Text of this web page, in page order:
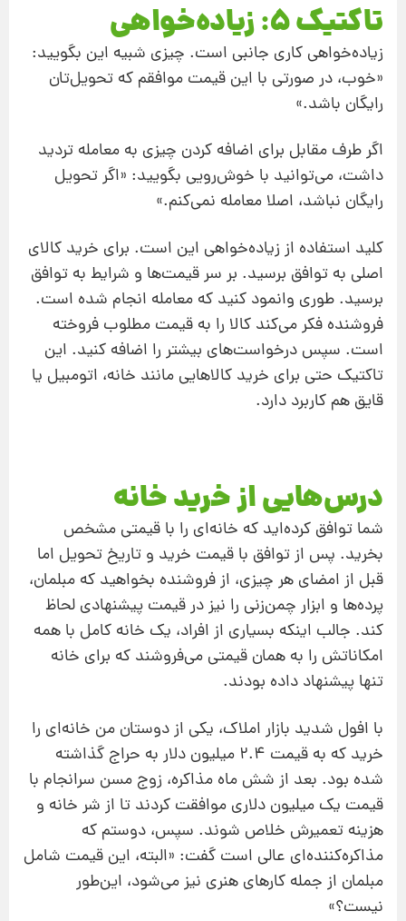
تاکتیک 5: زیاده‌خواهی
زیاده‌خواهی کاری جانبی است. چیزی شبیه این بگویید:
«خوب، در صورتی با این قیمت موافقم که تحویلتان
رایگان باشد.»
اگر طرف مقابل برای اضافه کردن چیزی به معامله تردید
داشت، میتوانید با خوش‌رویی بگویید: «اگر تحویل
رایگان نباشد، اصلا معامله نمیکنم.»
کلید استفاده از زیاده‌خواهی این است. برای خرید کالای
اصلی به توافق برسید. بر سر قیمتها و شرایط به توافق
برسید. طوری وانمود کنید که معامله انجام شده است.
فروشنده فکر میکند کالا را به قیمت مطلوب فروخته
است. سپس درخواستهای بیشتر را اضافه کنید. این
تاکتیک حتی برای خرید کالاهایی مانند خانه، اتومبیل یا
قایق هم کاربرد دارد.
درسهایی از خرید خانه
شما توافق کردهاید که خانهای را با قیمتی مشخص
بخرید. پس از توافق با قیمت خرید و تاریخ تحویل اما
قبل از امضای هر چیزی، از فروشنده بخواهید که مبلمان،
پردهها و ابزار چمنزنی را نیز در قیمت پیشنهادی لحاظ
کند. جالب اینکه بسیاری از افراد، یک خانه کامل با همه
امکاناتش را به همان قیمتی میفروشند که برای خانه
تنها پیشنهاد داده بودند.
با افول شدید بازار املاک، یکی از دوستان من خانهای را
خرید که به قیمت 2.4 میلیون دلار به حراج گذاشته
شده بود. بعد از شش ماه مذاکره، زوج مسن سرانجام با
قیمت یک میلیون دلاری موافقت کردند تا از شر خانه و
هزینه تعمیرش خلاص شوند. سپس، دوستم که
مذاکرهکنندهای عالی است گفت: «البته، این قیمت شامل
مبلمان از جمله کارهای هنری نیز میشود، این‌طور
نیست؟»